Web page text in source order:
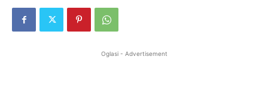
Oglasi - Advertisement